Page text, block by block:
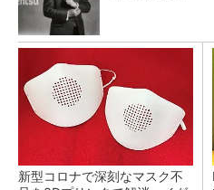
新型コロナで深刻なマスク不